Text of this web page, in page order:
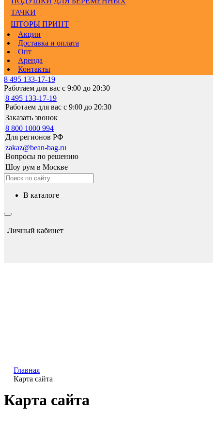
ТАЧКИ
ШТОРЫ ПРИНТ
Акции
Доставка и оплата
Опт
Аренда
Контакты
8 495 133-17-19
Работаем для вас с 9:00 до 20:30
8 495 133-17-19
Работаем для вас с 9:00 до 20:30
Заказать звонок
8 800 1000 994
Для регионов РФ
zakaz@bean-bag.ru
Вопросы по решению
Шоу рум в Москве
в каталоге
Личный кабинет
Главная
Карта сайта
Карта сайта